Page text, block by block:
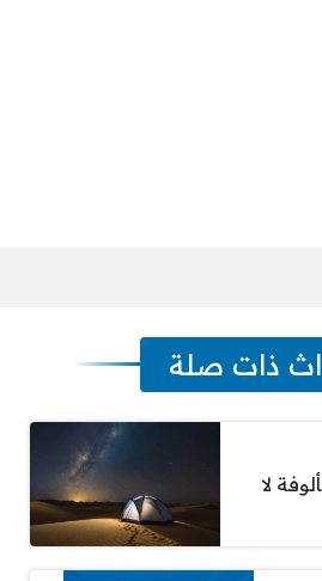
ذات صلة
لا